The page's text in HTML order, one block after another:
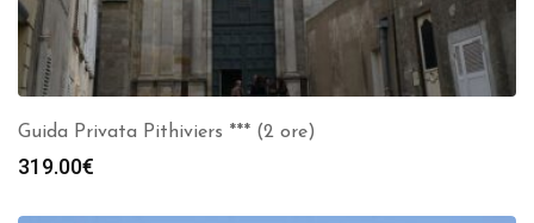
Guida Privata Pithiviers *** (2 ore)
319.00€